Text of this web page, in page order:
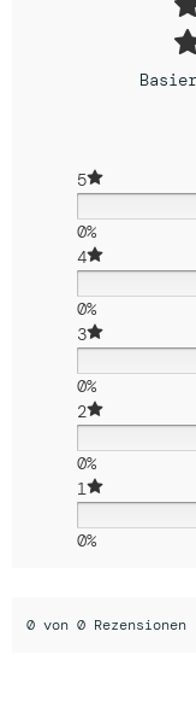
5
0%
4
0%
3
0%
2
0%
1
0%
0 von 0 Rezensionen